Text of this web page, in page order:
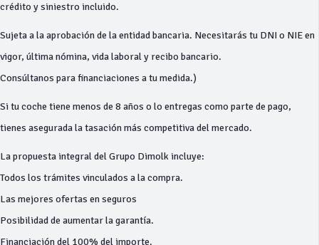
crédito y siniestro incluido.
Sujeta a la aprobación de la entidad bancaria. Necesitarás tu DNI o NIE en
vigor, última nómina, vida laboral y recibo bancario.
Consúltanos para financiaciones a tu medida.)
Si tu coche tiene menos de 8 años o lo entregas como parte de pago,
tienes asegurada la tasación más competitiva del mercado.
La propuesta integral del Grupo Dimolk incluye:
Todos los trámites vinculados a la compra.
Las mejores ofertas en seguros
Posibilidad de aumentar la garantía.
Financiación del 100% del importe.